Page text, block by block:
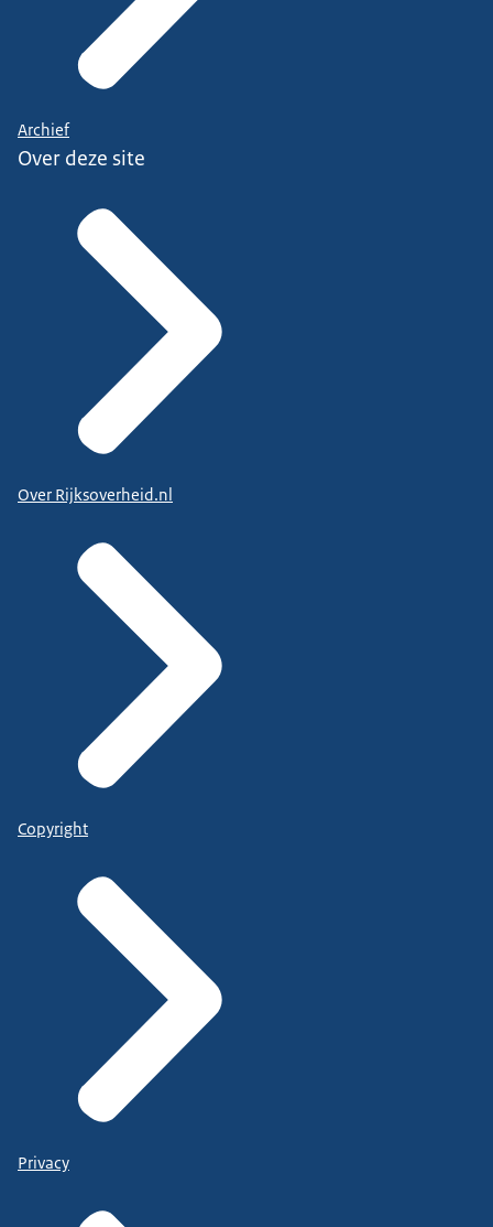
Archief
Over deze site
Over Rijksoverheid.nl
Copyright
Privacy